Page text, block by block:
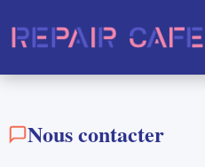
Nous contacter